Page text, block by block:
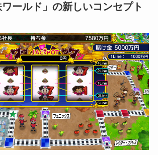
ワールド」の新しいコンセプト